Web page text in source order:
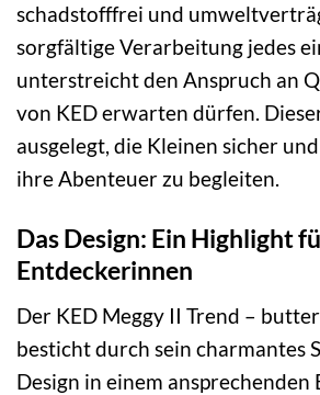
schadstofffrei und
sorgfältige Verarbeitung jedes
unterstreicht den Anspruch an
von KED erwarten dürfen.
ausgelegt, die Kleinen sicher
ihre Abenteuer zu begleiten.
Das Design: Ein Highlight
Entdeckerinnen
Der KED Meggy II Trend –
besticht durch sein charmantes
Design in einem ansprechenden